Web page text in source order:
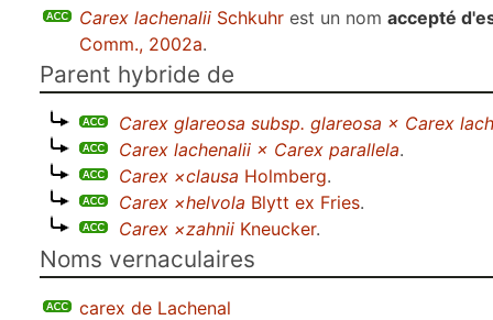
contenu Carex lachenalii Schkuhr est un nom accepté
Comm., 2002a.
Parent hybride de
Carex glareosa subsp. glareosa × Carex
Carex lachenalii × Carex parallela.
Carex ×clausa Holmberg.
Carex ×helvola Blytt ex Fries.
Carex ×zahnii Kneucker.
Noms vernaculaires
carex de Lachenal